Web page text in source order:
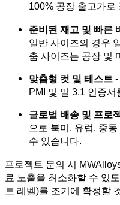
100% 공장 출고가로
준비된 재고 및 빠른
일반 사이즈의 경우
춤 사이즈는 공장 및
맞춤형 컷 및 테스트 -
PMI 및 밀 3.1 인증서
글로벌 배송 및 프로
으로 북미, 유럽, 중
수 있습니다.
프로젝트 문의 시
료 노출을 최소화할 수 있
트 레벨)를 조기에 확정할